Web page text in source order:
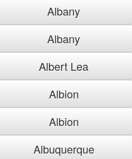
Albany
Albany
Albert Lea
Albion
Albion
Albuquerque